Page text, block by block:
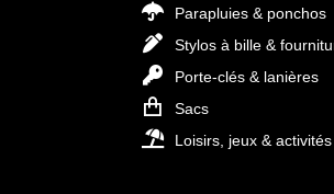
Parapluies & ponchos
Stylos à bille &
Porte-clés & lanières
Sacs
Loisirs, jeux &